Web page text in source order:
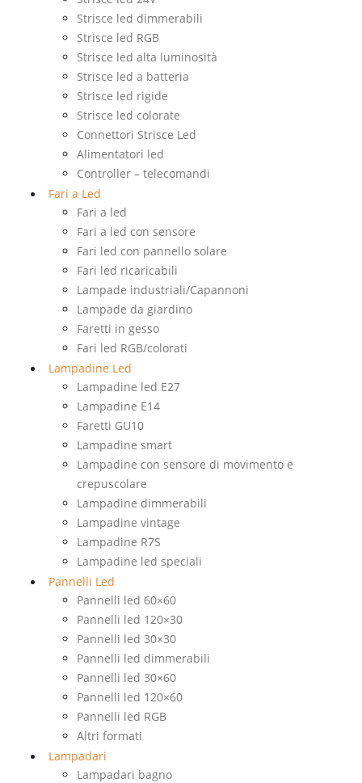
Strisce led dimmerabili
Strisce led RGB
Strisce led alta luminosità
Strisce led a batteria
Strisce led rigide
Strisce led colorate
Connettori Strisce Led
Alimentatori led
Controller – telecomandi
Fari a Led
Fari a led
Fari a led con sensore
Fari led con pannello solare
Fari led ricaricabili
Lampade industriali/Capannoni
Lampade da giardino
Faretti in gesso
Fari led RGB/colorati
Lampadine Led
Lampadine led E27
Lampadine E14
Faretti GU10
Lampadine smart
Lampadine con sensore di movimento e
crepuscolare
Lampadine dimmerabili
Lampadine vintage
Lampadine R7S
Lampadine led speciali
Pannelli Led
Pannelli led 60×60
Pannelli led 120×30
Pannelli led 30×30
Pannelli led dimmerabili
Pannelli led 30×60
Pannelli led 120×60
Pannelli led RGB
Altri formati
Lampadari
Lampadari bagno